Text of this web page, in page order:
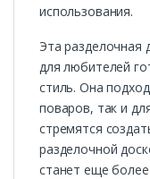
использования.
Эта разделочная
для любителей
стиль. Она
поваров, так и
стремятся
разделочной
станет еще